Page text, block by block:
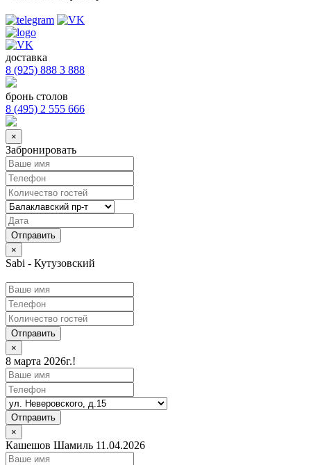
доставка
8 (925) 888 3 888
бронь столов
8 (495) 2 555 666
×
Забронировать
×
Sabi - Кутузовский
Отправить
×
8 марта 2026г.!
Отправить
×
Кашешов Шамиль 11.04.2026